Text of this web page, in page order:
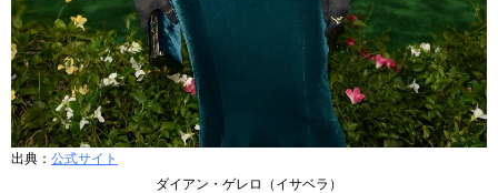
出典： 公式サイト
ダイアン・ゲレロ（イサベラ）